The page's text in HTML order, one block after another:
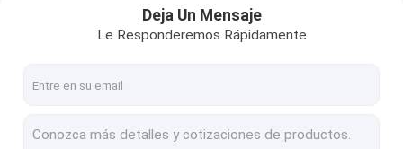
Sobre nosotros
Viaje de la fábrica
Deja Un Mensaje
Le Responderemos Rápidamente